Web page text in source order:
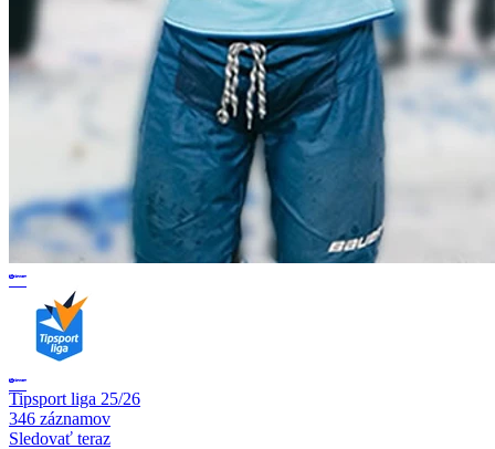
Tipsport liga 25/26
346 záznamov
Sledovať teraz